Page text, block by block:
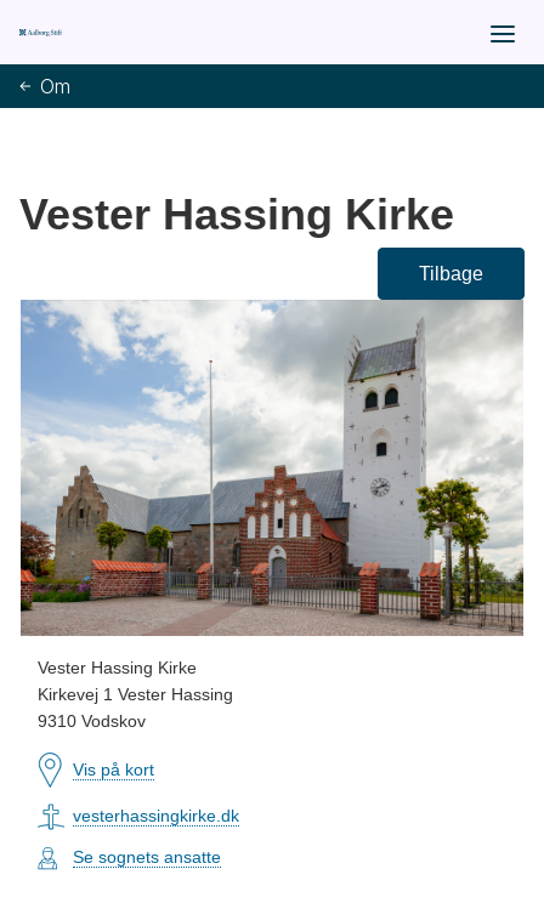
Om
Vester Hassing Kirke
Tilbage
Vester Hassing Kirke
Kirkevej 1 Vester Hassing
9310 Vodskov
Vis på kort
vesterhassingkirke.dk
Se sognets ansatte